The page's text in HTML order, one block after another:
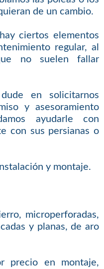
de un cambio.
ciertos elementos
regular, al
no suelen fallar
en solicitarnos
y asesoramiento
ayudarle con
con sus persianas o
y montaje.
microperforadas,
y planas, de aro
precio en montaje,